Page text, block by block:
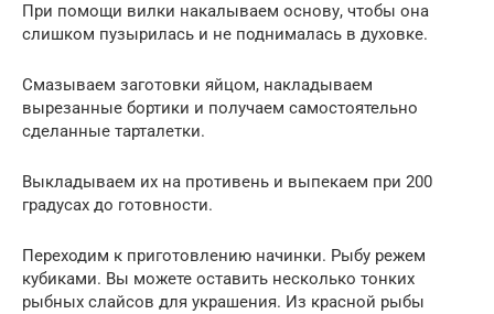
При помощи вилки накалываем основу, чтобы она
слишком пузырилась и не поднималась в духовке.
Смазываем заготовки яйцом, накладываем
вырезанные бортики и получаем самостоятельно
сделанные тарталетки.
Выкладываем их на противень и выпекаем при 200
градусах до готовности.
Переходим к приготовлению начинки. Рыбу режем
кубиками. Вы можете оставить несколько тонких
рыбных слайсов для украшения. Из красной рыбы